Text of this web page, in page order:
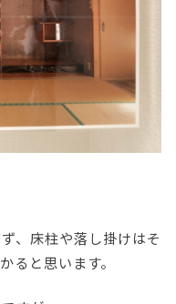
、床柱や落し掛けはそ
ると思います。